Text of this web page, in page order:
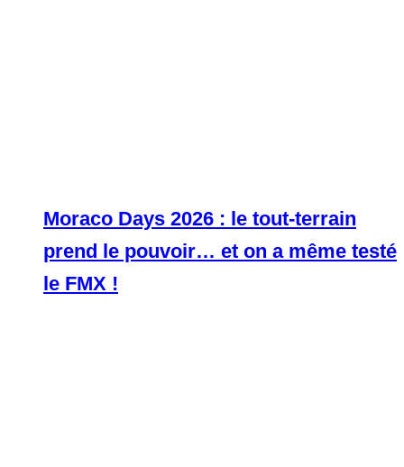
Moraco Days 2026 : le tout-terrain
prend le pouvoir… et on a même testé
le FMX !